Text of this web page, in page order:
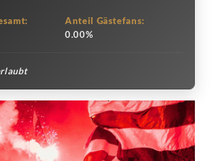
Anteil Gästefans:
0.00%